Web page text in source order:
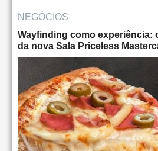
NEGÓCIOS
Wayfinding como experiência:
da nova Sala Priceless